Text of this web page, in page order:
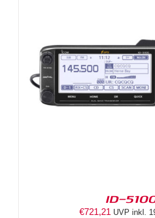
ID-
€721,21 UVP inkl.